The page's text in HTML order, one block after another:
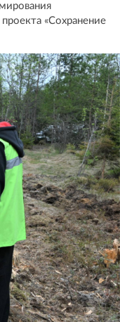
«Сохранение